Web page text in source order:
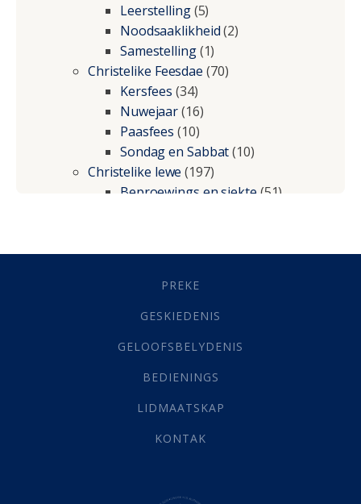
Leerstelling(5)
Noodsaaklikheid(2)
Samestelling(1)
Christelike Feesdae (70)
Kersfees (34)
Nuwejaar(16)
Paasfees (10)
Sondag en Sabbat(10)
Christelike lewe (197)
Beproewings en siekte(51)
Geestelike Groei(10)
(21)
Grys Areas(4)
Lewensdoel(3)
Selfondersoek(1)
Werk(22)
(142)
PREKE
GESKIEDENIS
GELOOFSBELYDENIS
BEDIENINGS
LIDMAATSKAP
KONTAK